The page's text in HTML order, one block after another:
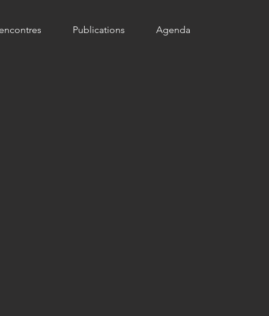
Publications Agenda